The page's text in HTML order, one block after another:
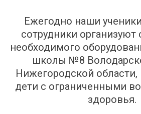
Ежегодно наши
сотрудники
необходимого
школы №8
Нижегородской области,
дети с ограниченными
здоровья.